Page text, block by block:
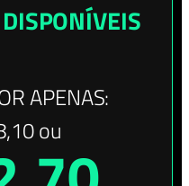
APENAS:
ou